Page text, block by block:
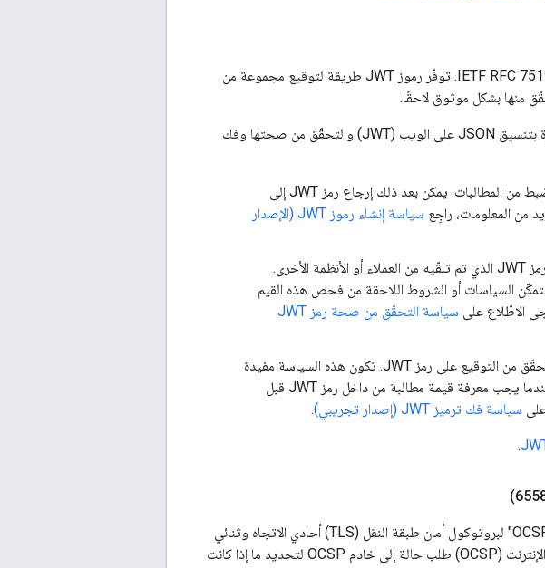
رمز JSON المميّز للويب (JWT) هو معيار للرموز المميّزة موصوف في IETF RFC 7519. توفّر رموز JWT طريقة لتوقيع مجموعة من
منها بشكل موثوق لاحقًا.
يحتوي هذا الإصدار على ثلاث سياسات جديدة تتيح لك إنشاء رموز مميّزة بتنسيق JSON على الويب (JWT) والتحقّق من صحتها وفك
: لإنشاء رمز JWT موقَّع مع مجموعة قابلة للضبط من المطالبات. يمكن بعد ذلك إرجاع رمز JWT إلى
من المعلومات، راجِع
سياسة إنشاء رموز JWT (الإصدار
: تتحقّق هذه السياسة من التوقيع على رمز JWT الذي تم تلقّيه من العملاء أو الأنظمة الأخرى.
السياسات أو الشروط اللاحقة من فحص هذه القيم
الاطّلاع على
سياسة التحقّق من صحة رمز JWT
: تعمل على فك ترميز رمز JWT بدون التحقّق من التوقيع على رمز JWT. تكون هذه السياسة مفيدة
عند استخدامها بالتزامن مع سياسة التحقّق من رمز JWT، وذلك عندما يجب معرفة قيمة مطالبة من داخل رمز JWT قبل
سياسة فك ترميز JWT (إصدار تجريبي) .
.
تتيح المضيفات الافتراضية الآن استخدام ميزة "تضمين حالة بروتوكول OCSP" لبروتوكول أمان طبقة النقل (TLS) أحادي الاتجاه وثنائي
الاتجاه. عند تفعيل هذا الخيار، يرسل عميل بروتوكول حالة الشهادة على الإنترنت (OCSP) طلب حالة إلى خادم OCSP لتحديد ما إذا كانت